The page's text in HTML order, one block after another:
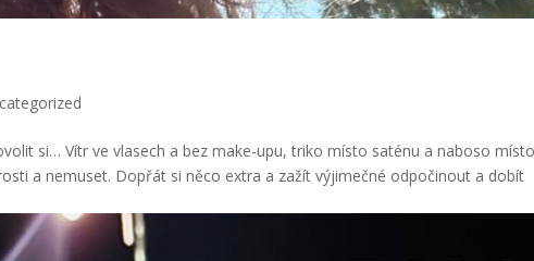
si… Vítr ve vlasech a bez make-upu, triko místo saténu a naboso
a nemuset. Dopřát si něco extra a zažít výjimečné odpočinout a dobít